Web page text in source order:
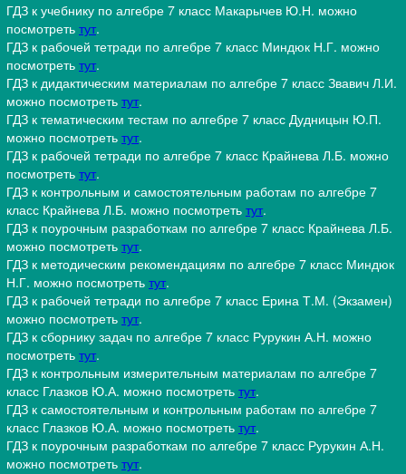
ГДЗ к учебнику по алгебре 7 класс Макарычев Ю.Н. можно
посмотреть тут.
ГДЗ к рабочей тетради по алгебре 7 класс Миндюк Н.Г. можно
посмотреть тут.
ГДЗ к дидактическим материалам по алгебре 7 класс Звавич Л.И.
можно посмотреть тут.
ГДЗ к тематическим тестам по алгебре 7 класс Дудницын Ю.П.
можно посмотреть тут.
ГДЗ к рабочей тетради по алгебре 7 класс Крайнева Л.Б. можно
посмотреть тут.
ГДЗ к контрольным и самостоятельным работам по алгебре 7
класс Крайнева Л.Б. можно посмотреть тут.
ГДЗ к поурочным разработкам по алгебре 7 класс Крайнева Л.Б.
можно посмотреть тут.
ГДЗ к методическим рекомендациям по алгебре 7 класс Миндюк
Н.Г. можно посмотреть тут.
ГДЗ к рабочей тетради по алгебре 7 класс Ерина Т.М. (Экзамен)
можно посмотреть тут.
ГДЗ к сборнику задач по алгебре 7 класс Рурукин А.Н. можно
посмотреть тут.
ГДЗ к контрольным измерительным материалам по алгебре 7
класс Глазков Ю.А. можно посмотреть тут.
ГДЗ к самостоятельным и контрольным работам по алгебре 7
класс Глазков Ю.А. можно посмотреть тут.
ГДЗ к поурочным разработкам по алгебре 7 класс Рурукин А.Н.
можно посмотреть тут.